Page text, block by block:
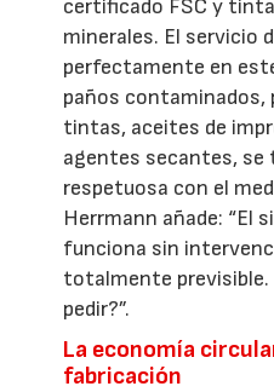
certificado FSC y
minerales. El servicio
perfectamente en
paños contaminados,
tintas, aceites de
agentes secantes, se
respetuosa con el
Herrmann añade: “El
funciona sin
totalmente previsible.
pedir?”.
La economía
fabricación